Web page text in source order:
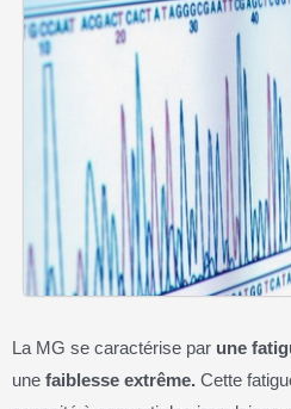
La MG se caractérise par une
une faiblesse extrême. Cette